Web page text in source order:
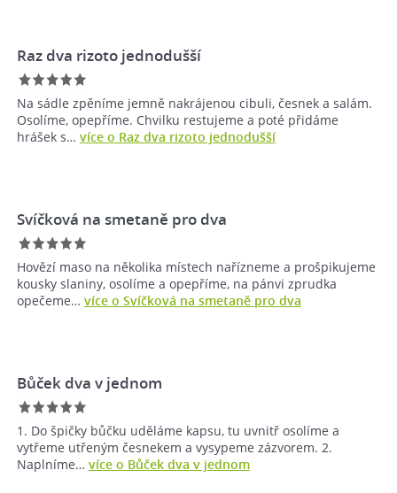
Raz dva rizoto jednodušší
Na sádle zpěníme jemně nakrájenou cibuli, česnek a salám.
Osolíme, opepříme. Chvilku restujeme a poté přidáme
hrášek s… více o Raz dva rizoto jednodušší
Svíčková na smetaně pro dva
Hovězí maso na několika místech nařízneme a prošpikujeme
kousky slaniny, osolíme a opepříme, na pánvi zprudka
opečeme… více o Svíčková na smetaně pro dva
Bůček dva v jednom
1. Do špičky bůčku uděláme kapsu, tu uvnitř osolíme a
vytřeme utřeným česnekem a vysypeme zázvorem. 2.
Naplníme… více o Bůček dva v jednom